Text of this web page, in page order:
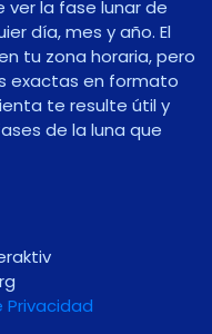
ver la fase lunar de
día, mes y año. El
tu zona horaria, pero
exactas en formato
te resulte útil y
de la luna que
Privacidad